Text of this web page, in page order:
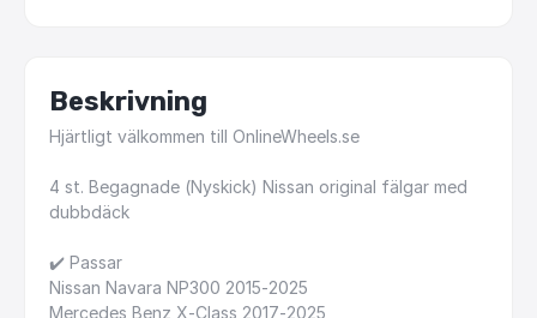
Beskrivning
Hjärtligt välkommen till OnlineWheels.se
4 st. Begagnade (Nyskick) Nissan original fälgar med
dubbdäck
✔️ Passar
Nissan Navara NP300 2015-2025
Mercedes Benz X-Class 2017-2025